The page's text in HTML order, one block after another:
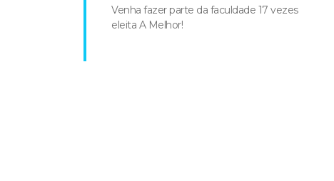
Venha fazer parte da faculdade 17 vezes
eleita A Melhor!